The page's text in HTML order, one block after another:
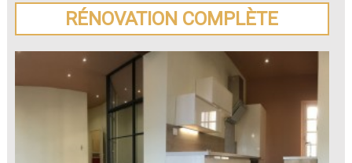
RÉNOVATION COMPLÈTE